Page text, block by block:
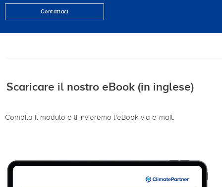
Contattaci
Scaricare il nostro eBook (in inglese)
Compila il modulo e ti invieremo l'eBook via e-mail.